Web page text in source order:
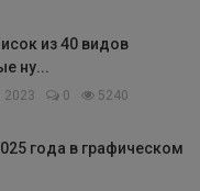
из 40 видов
ну...
2023 0 5240
года в графическом